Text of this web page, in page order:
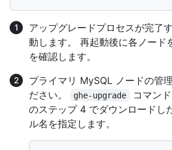
アップグレードプロセスが完了
動します。 再起動後に各ノード
を確認します。
プライマリ MySQL ノードの管
ださい。
ghe-upgrade コマン
のステップ 4 でダウンロードし
ル名を指定します。